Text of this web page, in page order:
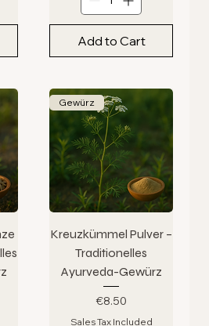
Add to Cart
Gewürz
Kreuzkümmel Pulver –
Traditionelles
Ayurveda-Gewürz
Price
€8.50
Sales Tax Included